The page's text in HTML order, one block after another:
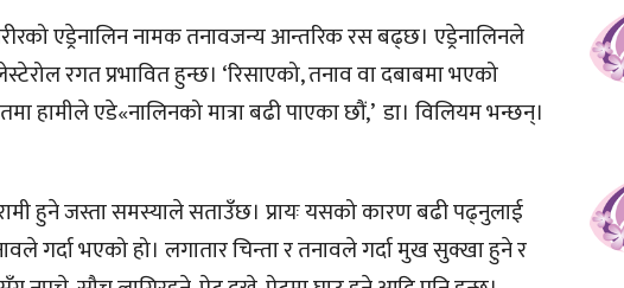
एड्रेनालिन नामक तनावजन्य आन्तरिक रस बढ्छ। एड्रेनालिनले
रगत प्रभावित हुन्छ। ‘रिसाएको, तनाव वा दबाबमा भएको
हामीले एडे«नालिनको मात्रा बढी पाएका छौं,’ डा। विलियम भन्छन्।
हुने जस्ता समस्याले सताउँछ। प्रायः यसको कारण बढी पढ्नुलाई
गर्दा भएको हो। लगातार चिन्ता र तनावले गर्दा मुख सुक्खा हुने र